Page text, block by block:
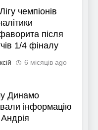
чемпіонів
після
1/4 фіналу
6 місяців ago
Динамо
інформацію